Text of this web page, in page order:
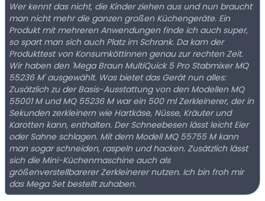
Wer kennt das nicht, die Kinder ziehen aus und nun braucht
man nicht mehr die ganzen großen Küchengeräte. Ein
Produkt mit mehreren Anwendungen finde ich auch super,
so spart man sich auch Platz im Schrank. Da kam der
Produkttest von Konsumköttinnen genau zur rechten Zeit.
Wir haben den 'Mega Braun MultiQuick 5 Pro Stabmixer MQ
55236 M' ausgewählt. Was bietet das Gerät nun alles:
Zusätzlich zu der Basis-Ausstattung von den Modellen MQ
55001 M und MQ 55236 M war ein 500 ml Zerkleinerer, der in
Sekunden zerkleinern wie Hartkäse, Nüsse, Kräuter und
Karotten kann, enthalten. Der Schneebesen lässt leicht Eier
oder Sahne schlagen. Mit dem Modell MQ 55755 M kann
man sogar schneiden, raspeln und hacken. Zusätzlich lässt
sich die Mini-Küchenmaschine auch als
größenverstellbarerer Zerkleinerer nutzen. Ich bin froh mir
das Mega Set bestellt zuhaben.